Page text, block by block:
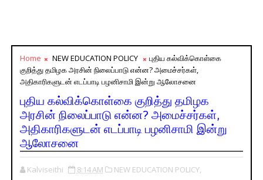
Home NEW EDUCATION POLICY
புதிய கல்விக்கொள்கை
குறித்து தமிழக அரசின் நிலைப்பாடு என்ன? அமைச்சர்கள்,
அதிகாரிகளுடன் எடப்பாடி பழனிசாமி இன்று ஆலோசனை
புதிய கல்விக்கொள்கை குறித்து தமிழக
அரசின் நிலைப்பாடு என்ன? அமைச்சர்கள்,
அதிகாரிகளுடன் எடப்பாடி பழனிசாமி இன்று
ஆலோசனை
Kalviseithi 8:14 AM NEW EDUCATION POLICY,